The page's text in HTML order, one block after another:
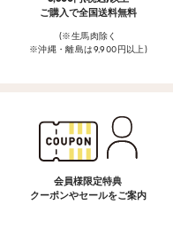
ご購入で全国送料無料
(※生馬肉除く
※沖縄・離島は9,900円以上)
会員様限定特典
クーポンやセールをご案内